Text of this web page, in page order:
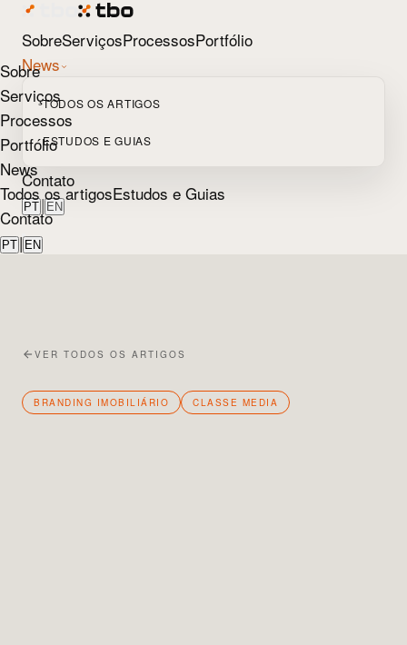
SobreServiçosProcessosPortfólio
News
TODOS OS ARTIGOS
ESTUDOS E GUIAS
Contato
PT | EN
Sobre
Serviços
Processos
Portfólio
News
Todos os artigosEstudos e Guias
Contato
PT | EN
VER TODOS OS ARTIGOS
BRANDING IMOBILIÁRIO CLASSE MEDIA